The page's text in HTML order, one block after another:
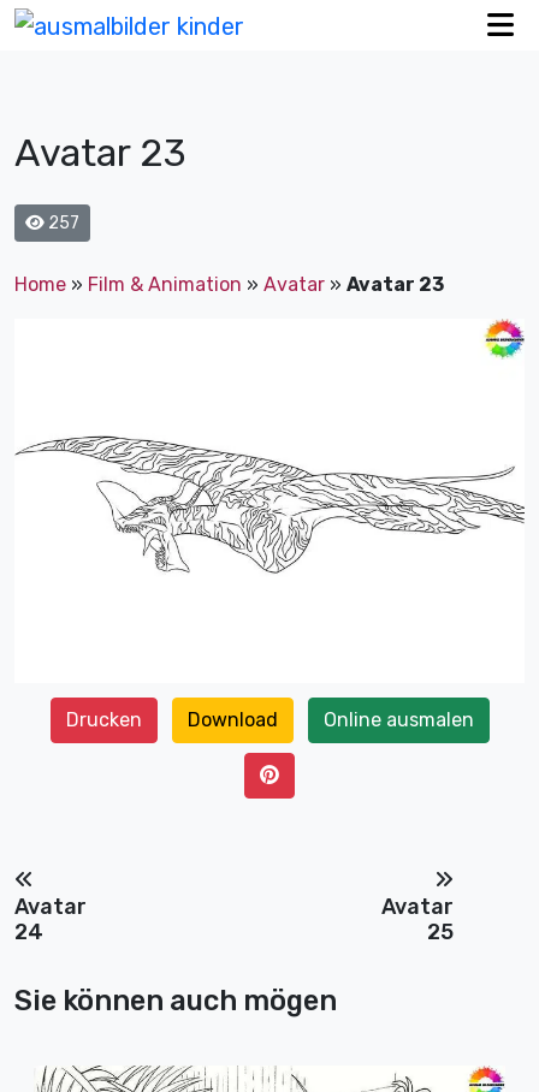
Avatar 23
257
Home » Film & Animation » Avatar » Avatar 23
Drucken Download Online ausmalen
Avatar
24
Avatar
25
Sie können auch mögen